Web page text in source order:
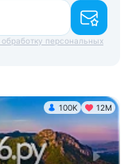
обработку персональных
100K 12М